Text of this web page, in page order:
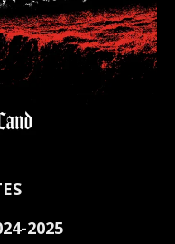
2025